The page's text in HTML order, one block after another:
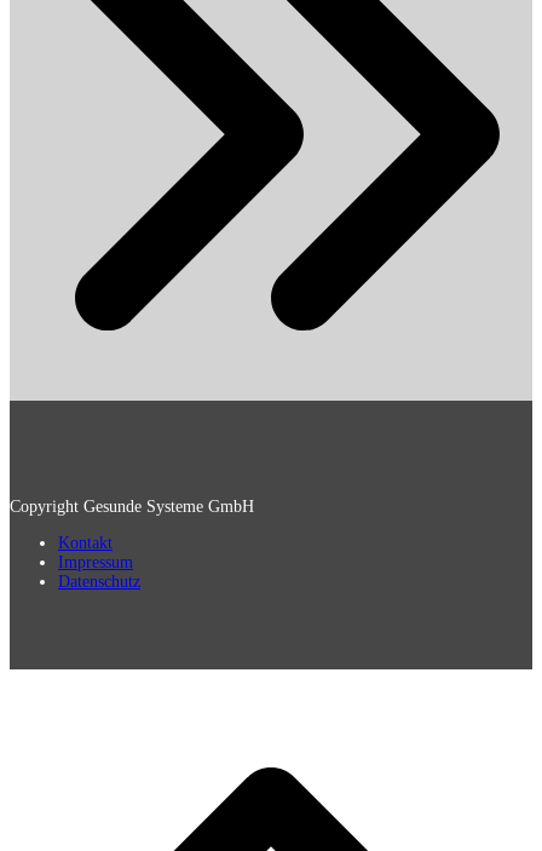
Copyright Gesunde Systeme GmbH
Kontakt
Impressum
Datenschutz